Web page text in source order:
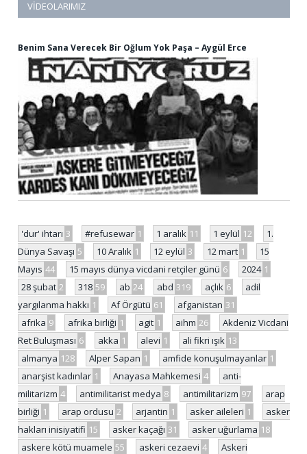
VIDEOLARIMIZ
Benim Sana Verecek Bir Oğlum Yok Paşa – Aygül Erce
'dur' ihtarı 3 #refusewar 1 1 aralık 11 1 eylül 12
1.
Dünya Savaşı 5 10 Aralık 1 12 eylül 3 12 mart 1
15
Mayıs 44 15 mayıs dünya vicdani retçiler günü 6 2024 1
28 şubat 2 318 59 ab 24 abd 319 açlık 6
adil
yargılanma hakkı 1 Af Örgütü 61 afganistan 31
afrika 9 afrika birliği 1 agit 1 aihm 26
Akdeniz Vicdani
Ret Buluşması 6 akka 1 alevi 1 ali fikri ışık 13
almanya 128 Alper Sapan 1 amfide konuşulmayanlar 1
anarşist kadınlar 1 Anayasa Mahkemesi 4
anti-
militarizm 4 antimilitarist medya 8 antimilitarizm 97
arap
birliği 1 arap ordusu 2 arjantin 1 asker aileleri 1
asker
hakları inisiyatifi 15 asker kaçağı 31 asker uğurlama 18
askere kötü muamele 55 askeri cezaevi 4
Askeri